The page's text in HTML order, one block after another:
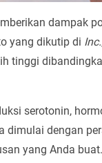
dampak
yang dikutip di Inc.
tinggi
serotonin,
dengan
yang Anda buat.